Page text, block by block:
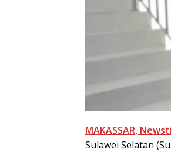
MAKASSAR,
Sulawei Selatan